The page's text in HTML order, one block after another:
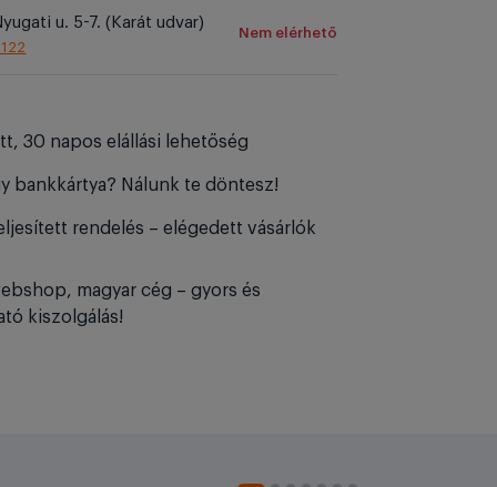
u. 5-7. (Karát udvar)
Nem elérhető
30 napos elállási lehetőség
bankkártya? Nálunk te döntesz!
rendelés – elégedett vásárlók
magyar cég – gyors és
kiszolgálás!